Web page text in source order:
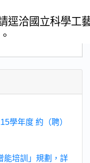
逕洽國立科學工
學年度 約（聘）
能培訓」規劃，詳